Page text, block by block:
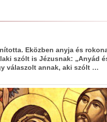
Eközben anyja és
szólt is Jézusnak: „Anyád
válaszolt annak, aki szólt …